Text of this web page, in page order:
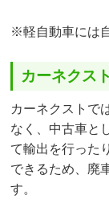
※軽自動車には
カーネクス
カーネクストで
なく、中古車と
て輸出を行った
できるため、廃
す。